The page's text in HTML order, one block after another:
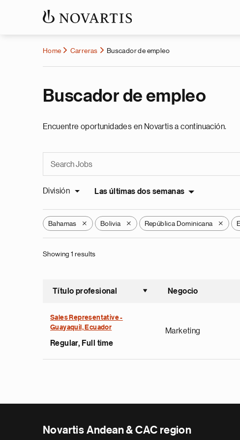
Home Carreras Buscador de empleo
Buscador de empleo
Encuentre oportunidades en Novartis a continuación.
División Las últimas dos semanas
Bahamas X Bolivia X República Dominicana X
Showing 1 results
Título profesional
Ordenar
Negocio
Sales Representative -
Guayaquil, Ecuador
Regular, Full time
Marketing
Novartis Andean & CAC region